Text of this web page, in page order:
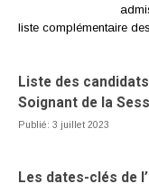
liste complémentaire
Liste des
Soignant de la
Publié: 3 juillet 2023
Les dates-clés de